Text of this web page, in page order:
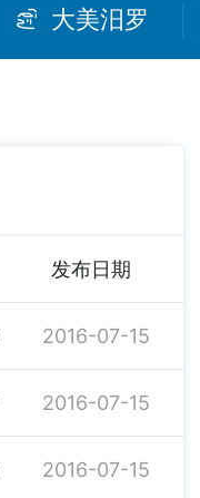
大美汨罗
发布日期
2016-07-15
2016-07-15
2016-07-15